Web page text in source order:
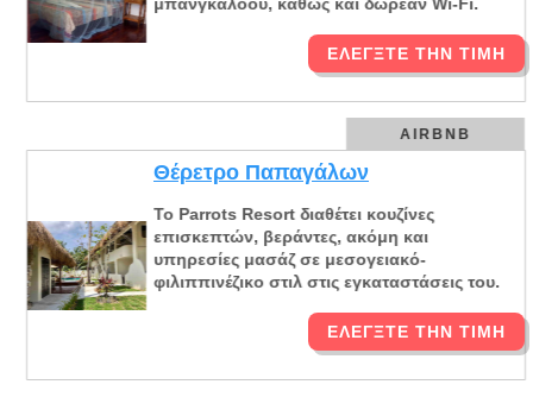
ΕΛΈΓΞΤΕ ΤΗΝ ΤΙΜΉ
AIRBNB
Θέρετρο Παπαγάλων
Το Parrots Resort διαθέτει κουζίνες
επισκεπτών, βεράντες, ακόμη και
υπηρεσίες μασάζ σε μεσογειακό-
φιλιππινέζικο στιλ στις εγκαταστάσεις του.
ΕΛΈΓΞΤΕ ΤΗΝ ΤΙΜΉ